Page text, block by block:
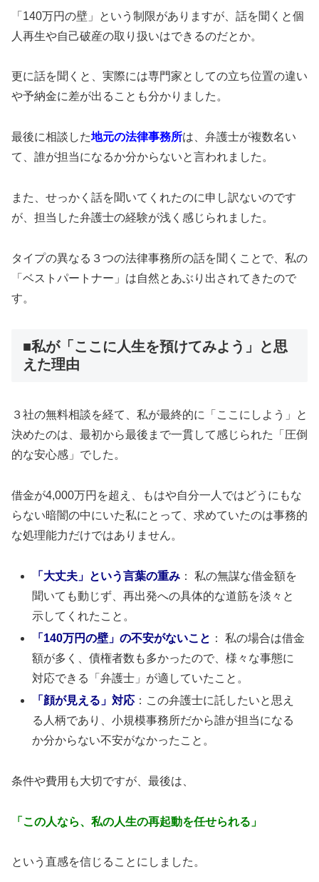
「140万円の壁」という制限がありますが、話を聞くと個
人再生や自己破産の取り扱いはできるのだとか。
更に話を聞くと、実際には専門家としての立ち位置の違い
や予納金に差が出ることも分かりました。
最後に相談した地元の法律事務所は、弁護士が複数名い
て、誰が担当になるか分からないと言われました。
また、せっかく話を聞いてくれたのに申し訳ないのです
が、担当した弁護士の経験が浅く感じられました。
タイプの異なる３つの法律事務所の話を聞くことで、私の
「ベストパートナー」は自然とあぶり出されてきたので
す。
■私が「ここに人生を預けてみよう」と思
えた理由
３社の無料相談を経て、私が最終的に「ここにしよう」と
決めたのは、最初から最後まで一貫して感じられた「圧倒
的な安心感」でした。
借金が4,000万円を超え、もはや自分一人ではどうにもな
らない暗闇の中にいた私にとって、求めていたのは事務的
な処理能力だけではありません。
「大丈夫」という言葉の重み ： 私の無謀な借金額を
聞いても動じず、再出発への具体的な道筋を淡々と
示してくれたこと。
「140万円の壁」の不安がないこと ： 私の場合は借金
額が多く、債権者数も多かったので、様々な事態に
対応できる「弁護士」が適していたこと。
「顔が見える」対応 ：この弁護士に託したいと思え
る人柄であり、小規模事務所だから誰が担当になる
か分からない不安がなかったこと。
条件や費用も大切ですが、最後は、
「この人なら、私の人生の再起動を任せられる」
という直感を信じることにしました。